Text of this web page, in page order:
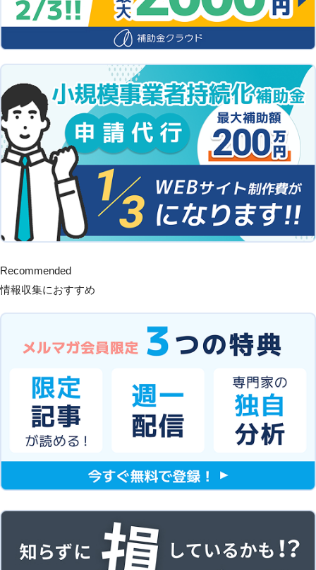
Recommended
情報収集におすすめ